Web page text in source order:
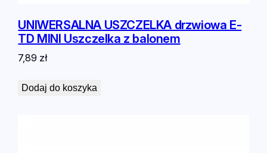
Z
UNIWERSALNA USZCZELKA drzwiowa E-
TD MINI Uszczelka z balonem
7,89 zł
Dodaj do koszyka